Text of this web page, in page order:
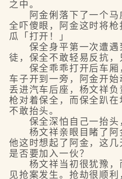
之中。
阿金俐落下了一个马
全吓傻眼，阿金这时将
瓜「打开！」
保全身平第一次遭遇
徒，保全不敢轻易反抗，
保全乖乖打开后车厢
车子开到一旁，阿金开始
丢进汽车后座，杨文祥
枪对着保全，而保全趴在
不敢抬头。
保全深怕自己一抬头
杨文祥亲眼目睹了阿
他这时想起了阿金，这几
是否要加入一伙？
杨文祥当初很犹豫，
见抢案发生。抢劫很顺